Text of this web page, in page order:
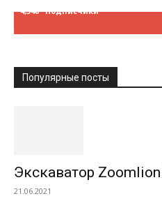
4,348 Подписчики
Популярные посты
Экскаватор
21.06.2021